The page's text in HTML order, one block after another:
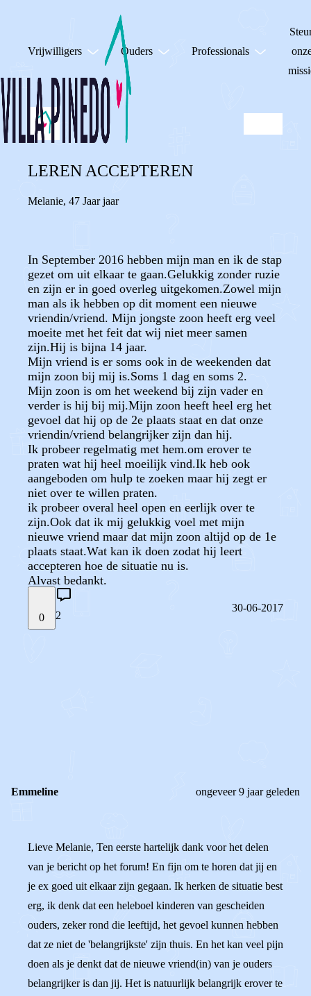
Vrijwilligers Ouders Professionals
LEREN ACCEPTEREN
Melanie, 47 Jaar jaar
In September 2016 hebben mijn man en ik de stap
gezet om uit elkaar te gaan.Gelukkig zonder ruzie
en zijn er in goed overleg uitgekomen.Zowel mijn
man als ik hebben op dit moment een nieuwe
vriendin/vriend. Mijn jongste zoon heeft erg veel
moeite met het feit dat wij niet meer samen
zijn.Hij is bijna 14 jaar.
Mijn vriend is er soms ook in de weekenden dat
mijn zoon bij mij is.Soms 1 dag en soms 2.
Mijn zoon is om het weekend bij zijn vader en
verder is hij bij mij.Mijn zoon heeft heel erg het
gevoel dat hij op de 2e plaats staat en dat onze
vriendin/vriend belangrijker zijn dan hij.
Ik probeer regelmatig met hem.om erover te
praten wat hij heel moeilijk vind.Ik heb ook
aangeboden om hulp te zoeken maar hij zegt er
niet over te willen praten.
ik probeer overal heel open en eerlijk over te
zijn.Ook dat ik mij gelukkig voel met mijn
nieuwe vriend maar dat mijn zoon altijd op de 1e
plaats staat.Wat kan ik doen zodat hij leert
accepteren hoe de situatie nu is.
Alvast bedankt.
0 2
30-06-2017
Emmeline ongeveer 9 jaar geleden
Lieve Melanie, Ten eerste hartelijk dank voor het delen
van je bericht op het forum! En fijn om te horen dat jij en
je ex goed uit elkaar zijn gegaan. Ik herken de situatie best
erg, ik denk dat een heleboel kinderen van gescheiden
ouders, zeker rond die leeftijd, het gevoel kunnen hebben
dat ze niet de 'belangrijkste' zijn thuis. En het kan veel pijn
doen als je denkt dat de nieuwe vriend(in) van je ouders
belangrijker is dan jij. Het is natuurlijk belangrijk erover te